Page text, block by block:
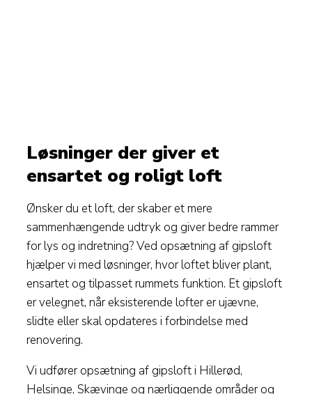
Løsninger der giver et
ensartet og roligt loft
Ønsker du et loft, der skaber et mere
sammenhængende udtryk og giver bedre rammer
for lys og indretning? Ved opsætning af gipsloft
hjælper vi med løsninger, hvor loftet bliver plant,
ensartet og tilpasset rummets funktion. Et gipsloft
er velegnet, når eksisterende lofter er ujævne,
slidte eller skal opdateres i forbindelse med
renovering.
Vi udfører opsætning af gipsloft i Hillerød,
Helsinge, Skævinge og nærliggende områder og